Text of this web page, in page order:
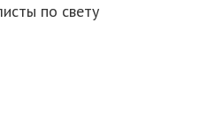
по свету